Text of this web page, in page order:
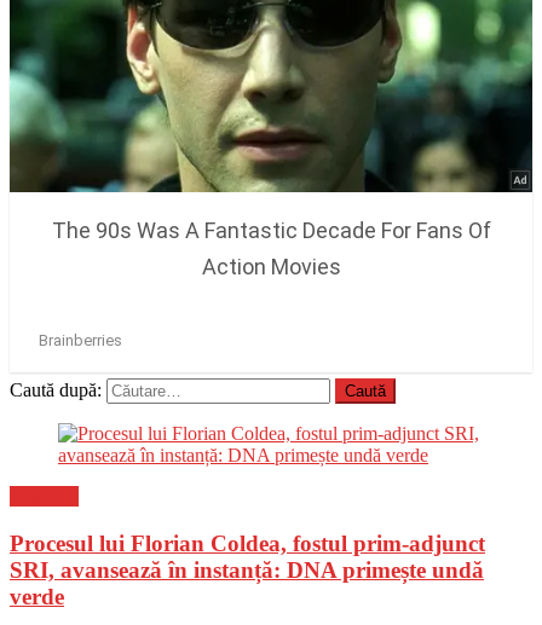
Caută după:
Procesul lui Florian Coldea, fostul prim-adjunct
SRI, avansează în instanță: DNA primește undă
verde